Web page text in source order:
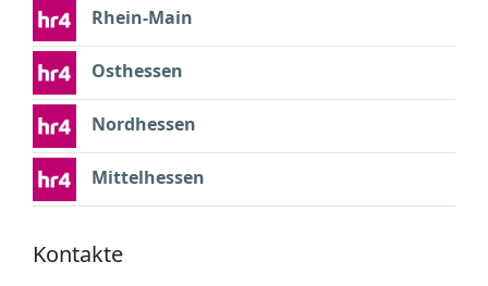
Rhein-Main
Osthessen
Nordhessen
Mittelhessen
Kontakte